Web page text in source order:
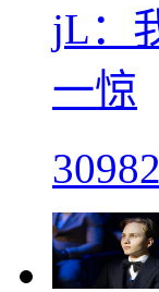
jL：
一惊